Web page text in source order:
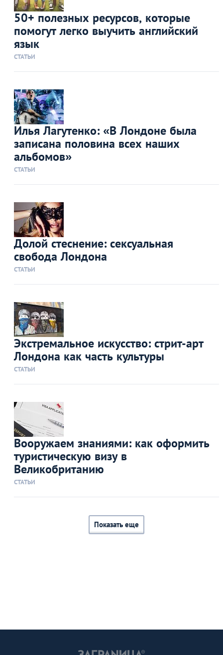
50+ полезных ресурсов, которые
помогут легко выучить английский
язык
СТАТЬИ
Илья Лагутенко: «В Лондоне была
записана половина всех наших
альбомов»
СТАТЬИ
Долой стеснение: сексуальная
свобода Лондона
СТАТЬИ
Экстремальное искусство: стрит-арт
Лондона как часть культуры
СТАТЬИ
Вооружаем знаниями: как оформить
туристическую визу в
Великобританию
СТАТЬИ
Показать еще